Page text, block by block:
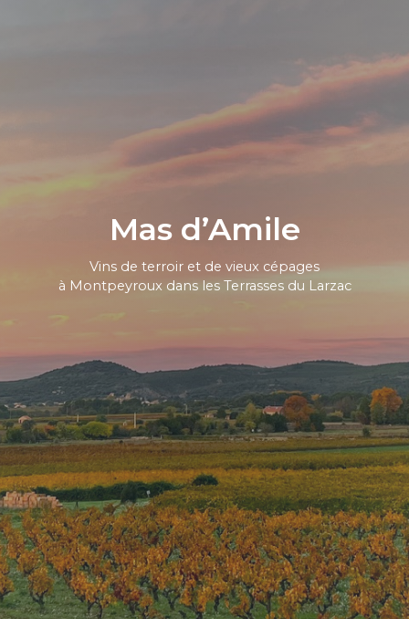
Mas d’Amile
Vins de terroir et de vieux cépages
à Montpeyroux dans les Terrasses du Larzac